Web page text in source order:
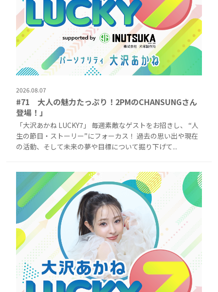
2026.08.07
#71 大人の魅力たっぷり！2PMのCHANSUNGさん
登場！」
「大沢あかね LUCKY7」 毎週素敵なゲストをお招きし、 “人
生の節目・ストーリー”にフォーカス！ 過去の思い出や現在
の活動、そして未来の夢や目標について掘り下げて...